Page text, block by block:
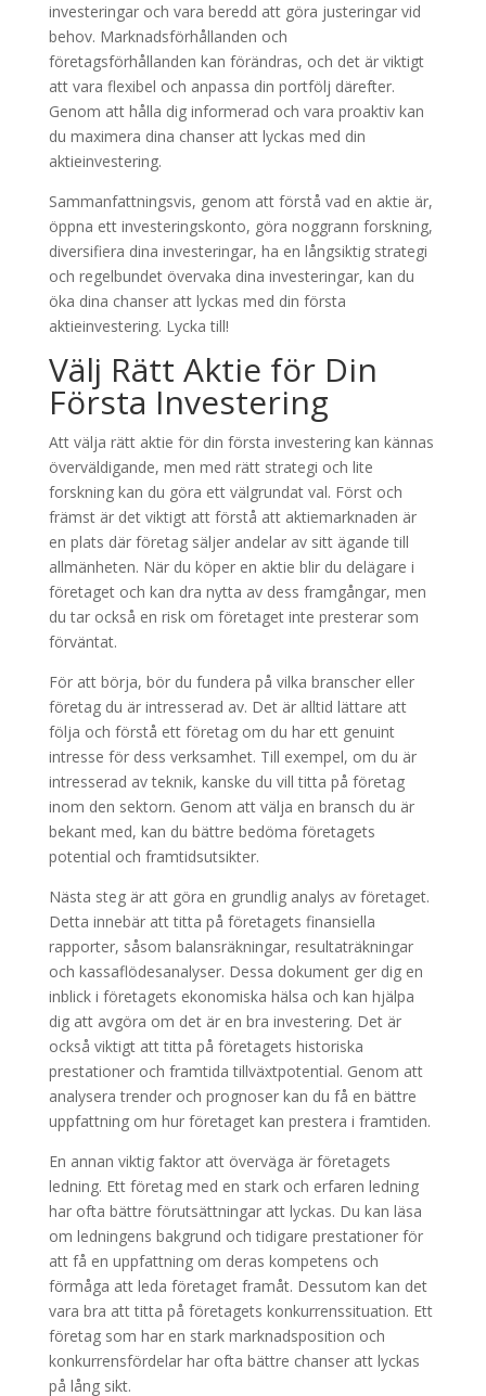
investeringar och vara beredd att göra justeringar vid
behov. Marknadsförhållanden och
företagsförhållanden kan förändras, och det är viktigt
att vara flexibel och anpassa din portfölj därefter.
Genom att hålla dig informerad och vara proaktiv kan
du maximera dina chanser att lyckas med din
aktieinvestering.
Sammanfattningsvis, genom att förstå vad en aktie är,
öppna ett investeringskonto, göra noggrann forskning,
diversifiera dina investeringar, ha en långsiktig strategi
och regelbundet övervaka dina investeringar, kan du
öka dina chanser att lyckas med din första
aktieinvestering. Lycka till!
Välj Rätt Aktie för Din
Första Investering
Att välja rätt aktie för din första investering kan kännas
överväldigande, men med rätt strategi och lite
forskning kan du göra ett välgrundat val. Först och
främst är det viktigt att förstå att aktiemarknaden är
en plats där företag säljer andelar av sitt ägande till
allmänheten. När du köper en aktie blir du delägare i
företaget och kan dra nytta av dess framgångar, men
du tar också en risk om företaget inte presterar som
förväntat.
För att börja, bör du fundera på vilka branscher eller
företag du är intresserad av. Det är alltid lättare att
följa och förstå ett företag om du har ett genuint
intresse för dess verksamhet. Till exempel, om du är
intresserad av teknik, kanske du vill titta på företag
inom den sektorn. Genom att välja en bransch du är
bekant med, kan du bättre bedöma företagets
potential och framtidsutsikter.
Nästa steg är att göra en grundlig analys av företaget.
Detta innebär att titta på företagets finansiella
rapporter, såsom balansräkningar, resultaträkningar
och kassaflödesanalyser. Dessa dokument ger dig en
inblick i företagets ekonomiska hälsa och kan hjälpa
dig att avgöra om det är en bra investering. Det är
också viktigt att titta på företagets historiska
prestationer och framtida tillväxtpotential. Genom att
analysera trender och prognoser kan du få en bättre
uppfattning om hur företaget kan prestera i framtiden.
En annan viktig faktor att överväga är företagets
ledning. Ett företag med en stark och erfaren ledning
har ofta bättre förutsättningar att lyckas. Du kan läsa
om ledningens bakgrund och tidigare prestationer för
att få en uppfattning om deras kompetens och
förmåga att leda företaget framåt. Dessutom kan det
vara bra att titta på företagets konkurrenssituation. Ett
företag som har en stark marknadsposition och
konkurrensfördelar har ofta bättre chanser att lyckas
på lång sikt.